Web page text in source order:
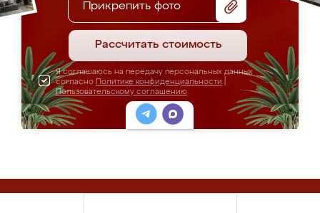
Прикрепить фото
Рассчитать стоимость
Я соглашаюсь на передачу персональных данных
согласно Политике конфиденциальности
Пользовательскому соглашению